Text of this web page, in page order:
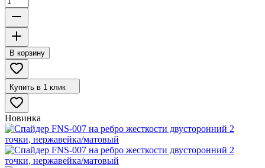
В корзину
Купить в 1 клик
Новинка